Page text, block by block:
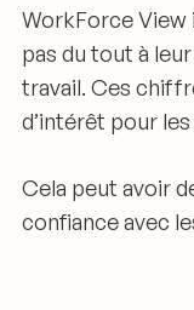
WorkForce View
pas du tout à
travail. Ces
d’intérêt pour
Cela peut avoir
confiance avec